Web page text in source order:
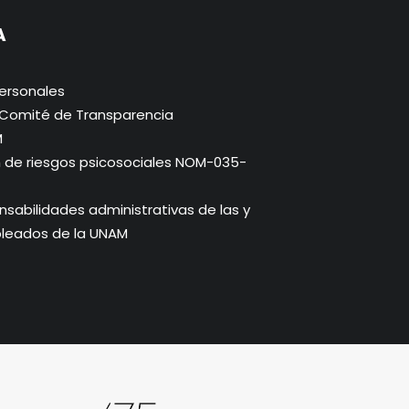
de Transparencia
riesgos psicosociales NOM-035-
administrativas de las y
de la UNAM